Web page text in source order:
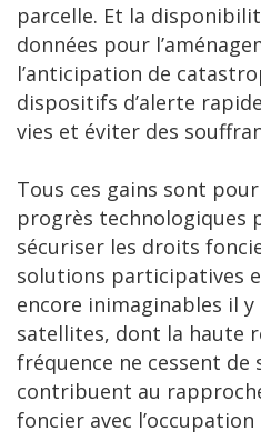
parcelle. Et la
données pour
l’anticipation de
dispositifs d’alerte
vies et éviter des
Tous ces gains sont
progrès technologiques
sécuriser les droits
solutions participatives
encore inimaginables il y
satellites, dont la haute
fréquence ne cessent de
contribuent au
foncier avec l’occupation